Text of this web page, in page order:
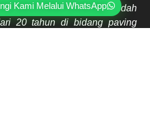
Kami Melalui WhatsApp
pabrik yang sudah
20 tahun di bidang paving